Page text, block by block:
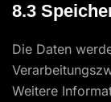
8.3
Die Daten
Weitere